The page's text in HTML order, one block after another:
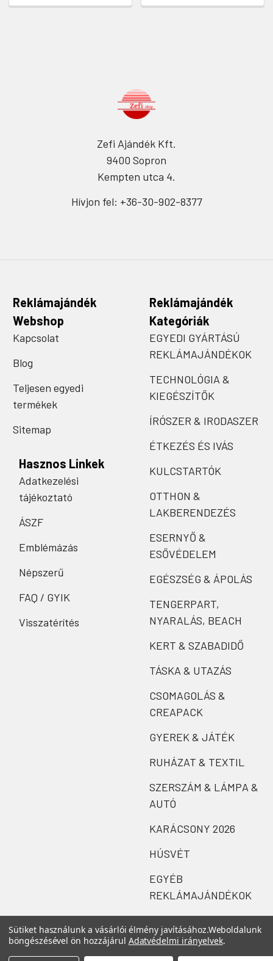
Zefi Ajándék Kft.
9400 Sopron
Kempten utca 4.
Hívjon fel: +36-30-902-8377
Reklámajándék
Webshop
Kapcsolat
Blog
Teljesen egyedi
termékek
Sitemap
Hasznos Linkek
Adatkezelési
tájékoztató
ÁSZF
Emblémázás
Népszerű
FAQ / GYIK
Visszatérítés
Reklámajándék
Kategóriák
EGYEDI GYÁRTÁSÚ
REKLÁMAJÁNDÉKOK
TECHNOLÓGIA &
KIEGÉSZÍTŐK
ÍRÓSZER & IRODASZER
ÉTKEZÉS ÉS IVÁS
KULCSTARTÓK
OTTHON &
LAKBERENDEZÉS
ESERNYŐ &
ESŐVÉDELEM
EGÉSZSÉG & ÁPOLÁS
TENGERPART,
NYARALÁS, BEACH
KERT & SZABADIDŐ
TÁSKA & UTAZÁS
CSOMAGOLÁS &
CREAPACK
GYEREK & JÁTÉK
RUHÁZAT & TEXTIL
SZERSZÁM & LÁMPA &
AUTÓ
KARÁCSONY 2026
HÚSVÉT
EGYÉB
REKLÁMAJÁNDÉKOK
Sütiket használunk a vásárlói élmény javításához.Weboldalunk
böngészésével ön hozzájárul Adatvédelmi irányelvek.